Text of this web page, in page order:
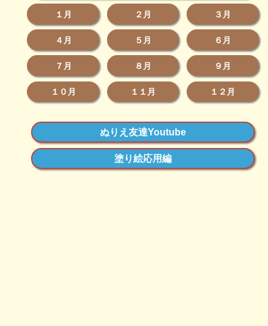
１月 ２月 ３月
４月 ５月 ６月
７月 ８月 ９月
１０月 １１月 １２月
ぬりえ友達Youtube
塗り絵応用編